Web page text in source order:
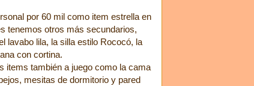
por 60 mil como item estrella en
tenemos otros más secundarios,
lavabo lila, la silla estilo Rococó, la
con cortina.
items también a juego como la cama
mesitas de dormitorio y pared